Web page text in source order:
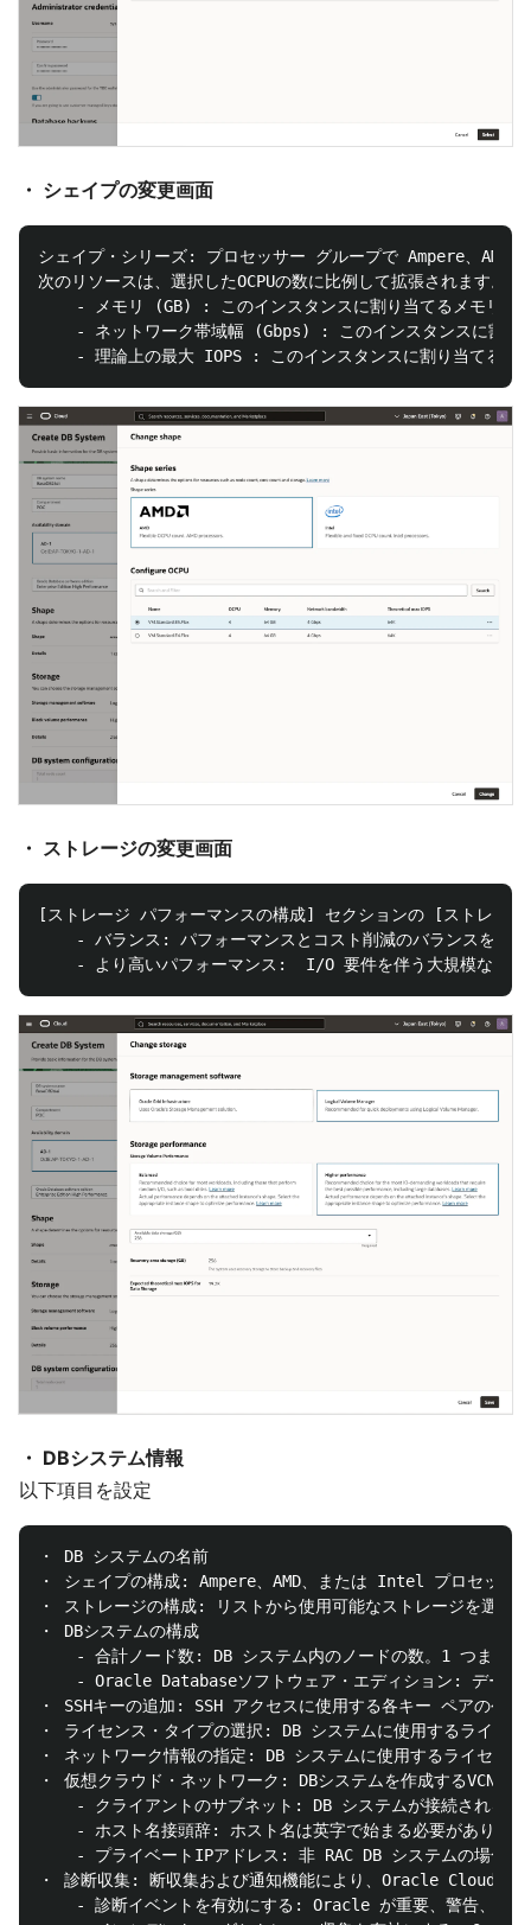
・ シェイプの変更画面
シェイプ・シリーズ: プロセッサー グループで Ampere、
次のリソースは、選択したOCPUの数に比例して拡張されます。
- メモリ (GB) : このインスタンスに割り当てるメモリの
- ネットワーク帯域幅 (Gbps) : このインスタンスに割り
・ ストレージの変更画面
[ストレージ パフォーマンスの構成] セクションの [ストレー
- バランス: パフォーマンスとコスト削減のバランスを必
・ DBシステム情報
以下項目を設定
・ DB システムの名前
・ シェイプの構成: Ampere、AMD、または Intel プロセッサ
・ ストレージの構成: リストから使用可能なストレージを選択
・ DBシステムの構成
- 合計ノード数: DB システム内のノードの数。1 つまた
- Oracle Databaseソフトウェア・エディション: データ
・ SSHキーの追加: SSH アクセスに使用する各キー ペアの公開
・ ライセンス・タイプの選択: DB システムに使用するライセン
・ ネットワーク情報の指定: DB システムに使用するライセンス
・ 仮想クラウド・ネットワーク: DBシステムを作成するVCNを
- クライアントのサブネット: DB システムが接続されるサ
- ホスト名接頭辞: ホスト名は英字で始まる必要があり、
- プライベートIPアドレス: 非 RAC DB システムの場合
・ 診断収集: 断収集および通知機能により、Oracle Cloud
- 診断イベントを有効にする: Oracle が重要、警告、お